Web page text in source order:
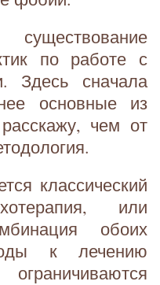
по работе с
Здесь сначала
основные из
чем от
классический
или
обоих
к лечению